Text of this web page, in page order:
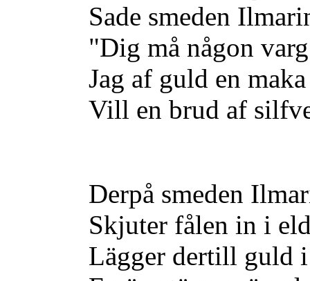
Sade smeden
"Dig må någon
Jag af guld en
Vill en brud af
Derpå smeden
Skjuter fålen in i
Lägger dertill guld i